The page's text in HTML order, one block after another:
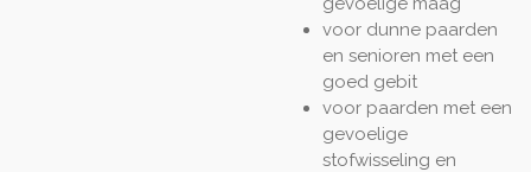
voor dunne paarden
en senioren met een
goed gebit
voor paarden met een
gevoelige
stofwisseling en